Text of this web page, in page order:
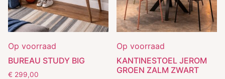
Op voorraad
BUREAU STUDY BIG
€ 299,00
Op voorraad
KANTINESTOEL JEROM
GROEN ZALM ZWART